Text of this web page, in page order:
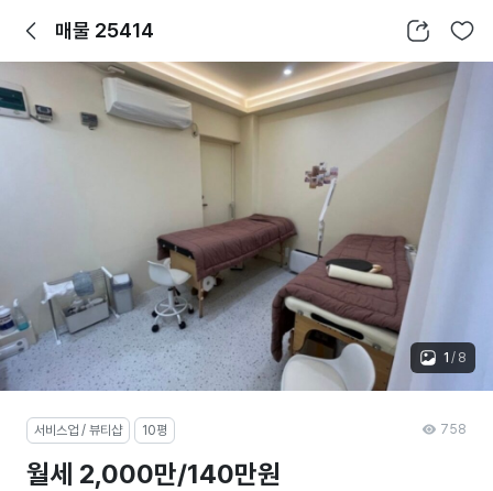
뒤로가기매물 25414 공유하기 찜하기
1 / 8
서비스업 / 뷰티샵 10평
월세 2,000만/140만원
758